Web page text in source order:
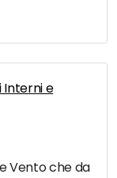
Interni e
Vento che da